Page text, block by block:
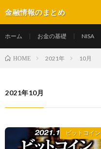
金融情報のまとめ
ホーム お金の基礎 NISA
HOME 2021年 10月
2021年10月
ビットコイン